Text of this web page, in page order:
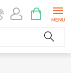
KOŠÍK